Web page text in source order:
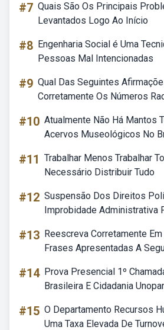
#7 Quais São Os Principais
Levantados Logo Ao Início
#8 Engenharia Social é Uma
Pessoas Mal Intencionadas
#9 Qual Das Seguintes
Corretamente Os Números
#10 Atualmente Não Há Mantos
Acervos Museológicos No
#11 Trabalhar Menos Trabalhar
Necessário Distribuir Tudo
#12 Suspensão Dos Direitos
Improbidade Administrativa
#13 Reescreva Corretamente
Frases Apresentadas A
#14 Prova Presencial 1º
Brasileira E Cidadania Unopar
#15 O Departamento Recursos
Uma Taxa Elevada De